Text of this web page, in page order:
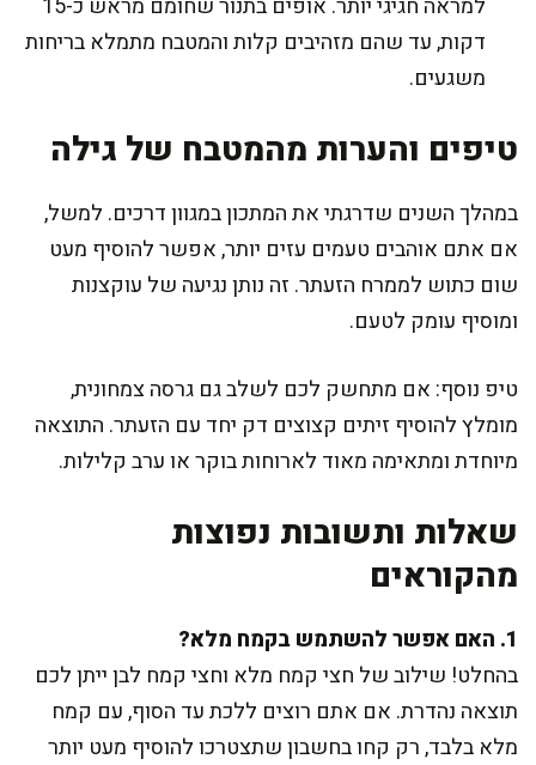
דקות, עד שהם מזהיבים קלות והמטבח מתמלא בריחות
משגעים.
טיפים והערות מהמטבח של גילה
במהלך השנים שדרגתי את המתכון במגוון דרכים. למשל,
אם אתם אוהבים טעמים עזים יותר, אפשר להוסיף מעט
שום כתוש לממרח הזעתר. זה נותן נגיעה של עוקצנות
ומוסיף עומק לטעם.
טיפ נוסף: אם מתחשק לכם לשלב גם גרסה צמחונית,
מומלץ להוסיף זיתים קצוצים דק יחד עם הזעתר. התוצאה
מיוחדת ומתאימה מאוד לארוחות בוקר או ערב קלילות.
שאלות ותשובות נפוצות
מהקוראים
1. האם אפשר להשתמש בקמח מלא?
בהחלט! שילוב של חצי קמח מלא וחצי קמח לבן ייתן לכם
תוצאה נהדרת. אם אתם רוצים ללכת עד הסוף, עם קמח
מלא בלבד, רק קחו בחשבון שתצטרכו להוסיף מעט יותר